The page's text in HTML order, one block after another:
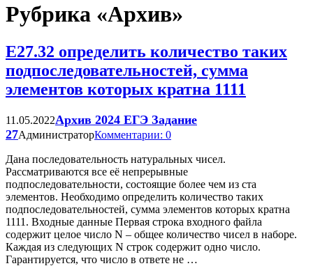
Рубрика «Архив»
Е27.32 определить количество таких
подпоследовательностей, сумма
элементов которых кратна 1111
11.05.2022Архив 2024 ЕГЭ Задание
27АдминистраторКомментарии: 0
Дана последовательность натуральных чисел.
Рассматриваются все её непрерывные
подпоследовательности, состоящие более чем из ста
элементов. Необходимо определить количество таких
подпоследовательностей, сумма элементов которых кратна
1111. Входные данные Первая строка входного файла
содержит целое число N – общее количество чисел в наборе.
Каждая из следующих N строк содержит одно число.
Гарантируется, что число в ответе не …